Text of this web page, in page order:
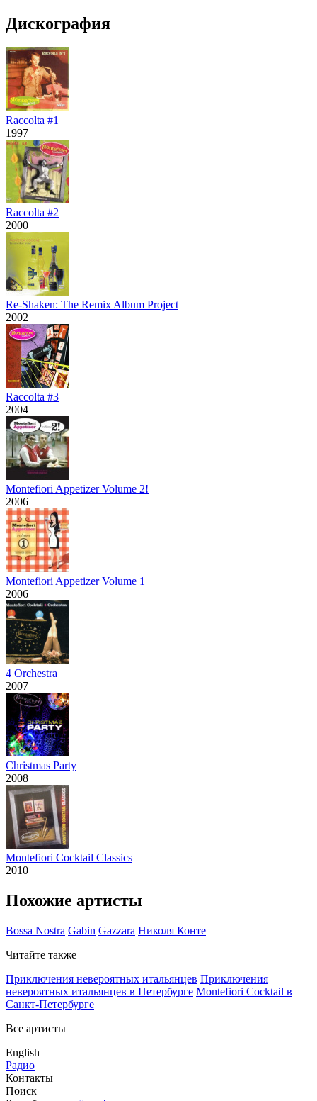
Дискография
Raccolta #1
1997
Raccolta #2
2000
Re-Shaken: The Remix Album Project
2002
Raccolta #3
2004
Montefiori Appetizer Volume 2!
2006
Montefiori Appetizer Volume 1
2006
4 Orchestra
2007
Christmas Party
2008
Montefiori Cocktail Classics
2010
Похожие артисты
Bossa Nostra Gabin Gazzara Николя Конте
Читайте также
Приключения невероятных итальянцев Приключения
невероятных итальянцев в Петербурге Montefiori Cocktail в
Санкт-Петербурге
Все артисты
English
Радио
Контакты
Поиск